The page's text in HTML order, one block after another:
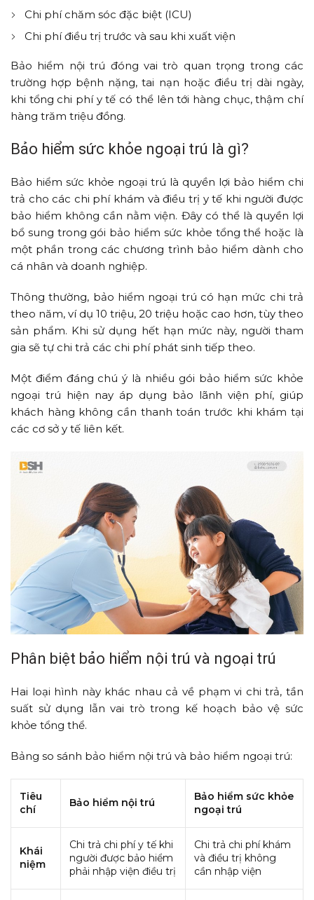
Chi phí chăm sóc đặc biệt (ICU)
Chi phí điều trị trước và sau khi xuất viện
Bảo hiểm nội trú đóng vai trò quan trọng trong các
trường hợp bệnh nặng, tai nạn hoặc điều trị dài ngày,
khi tổng chi phí y tế có thể lên tới hàng chục, thậm chí
hàng trăm triệu đồng.
Bảo hiểm sức khỏe ngoại trú là gì?
Bảo hiểm sức khỏe ngoại trú là quyền lợi bảo hiểm chi
trả cho các chi phí khám và điều trị y tế khi người được
bảo hiểm không cần nằm viện. Đây có thể là quyền lợi
bổ sung trong gói bảo hiểm sức khỏe tổng thể hoặc là
một phần trong các chương trình bảo hiểm dành cho
cá nhân và doanh nghiệp.
Thông thường, bảo hiểm ngoại trú có hạn mức chi trả
theo năm, ví dụ 10 triệu, 20 triệu hoặc cao hơn, tùy theo
sản phẩm. Khi sử dụng hết hạn mức này, người tham
gia sẽ tự chi trả các chi phí phát sinh tiếp theo.
Một điểm đáng chú ý là nhiều gói bảo hiểm sức khỏe
ngoại trú hiện nay áp dụng bảo lãnh viện phí, giúp
khách hàng không cần thanh toán trước khi khám tại
các cơ sở y tế liên kết.
Phân biệt bảo hiểm nội trú và ngoại trú
Hai loại hình này khác nhau cả về phạm vi chi trả, tần
suất sử dụng lẫn vai trò trong kế hoạch bảo vệ sức
khỏe tổng thể.
Bảng so sánh bảo hiểm nội trú và bảo hiểm ngoại trú:
Tiêu
chí
Bảo hiểm nội trú
Bảo hiểm sức khỏe
ngoại trú
Khái
niệm
Chi trả chi phí y tế khi
người được bảo hiểm
phải nhập viện điều trị
Chi trả chi phí khám
và điều trị không
cần nhập viện